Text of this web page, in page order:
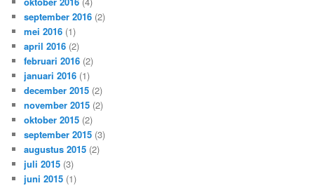
september 2016 (2)
mei 2016 (1)
april 2016 (2)
februari 2016 (2)
januari 2016 (1)
december 2015 (2)
november 2015 (2)
oktober 2015 (2)
september 2015 (3)
augustus 2015 (2)
juli 2015 (3)
juni 2015 (1)